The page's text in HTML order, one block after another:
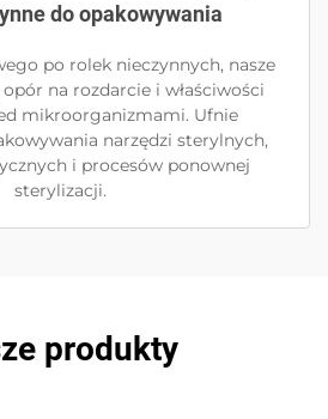
do opakowywania
po rolek nieczynnych, nasze
na rozdarcie i właściwości
mikroorganizmami. Ufnie
narzędzi sterylnych,
i procesów ponownej
sterylizacji.
produkty